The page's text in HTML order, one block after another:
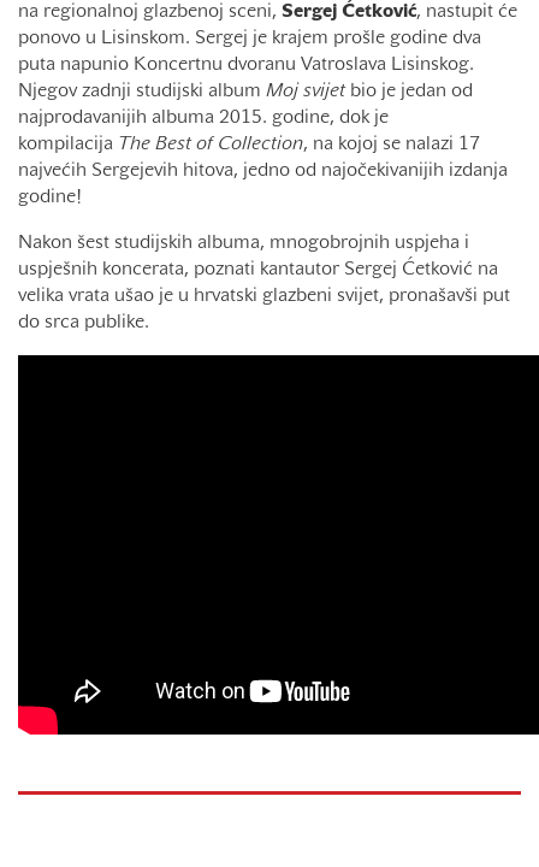
na regionalnoj glazbenoj sceni, Sergej Ćetković, nastupit će
ponovo u Lisinskom. Sergej je krajem prošle godine dva
puta napunio Koncertnu dvoranu Vatroslava Lisinskog.
Njegov zadnji studijski album Moj svijetbio je jedan od
najprodavanijih albuma 2015. godine, dok je
kompilacija The Best of Collection, na kojoj se nalazi 17
najvećih Sergejevih hitova, jedno od najočekivanijih izdanja
godine!
Nakon šest studijskih albuma, mnogobrojnih uspjeha i
uspješnih koncerata, poznati kantautor Sergej Ćetković na
velika vrata ušao je u hrvatski glazbeni svijet, pronašavši put
do srca publike.